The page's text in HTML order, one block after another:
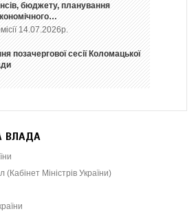
бюджету, планування
14.07.2026р.
позачергової сесії Коломацької
ВЛАДА
Міністрів України)